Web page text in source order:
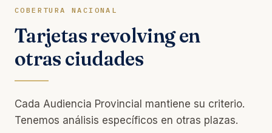
COBERTURA NACIONAL
Tarjetas revolving en
otras ciudades
Cada Audiencia Provincial mantiene su criterio.
Tenemos análisis específicos en otras plazas.